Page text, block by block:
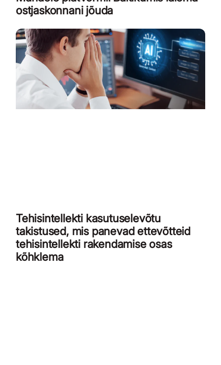
ostjaskonnani jõuda
Tehisintellekti kasutuselevõtu
takistused, mis panevad ettevõtteid
tehisintellekti rakendamise osas
kõhklema